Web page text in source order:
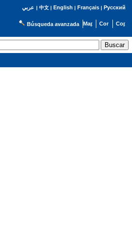
عربي | 中文| English | Français| Русский
Búsqueda avanzada